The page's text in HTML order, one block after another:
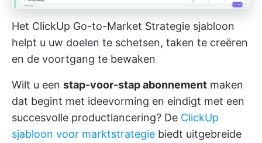
Het ClickUp Go-to-Market Strategie sjabloon
helpt u uw doelen te schetsen, taken te creëren
en de voortgang te bewaken
Wilt u een stap-voor-stap abonnement maken
dat begint met ideevorming en eindigt met een
succesvolle productlancering? De ClickUp
sjabloon voor marktstrategie biedt uitgebreide